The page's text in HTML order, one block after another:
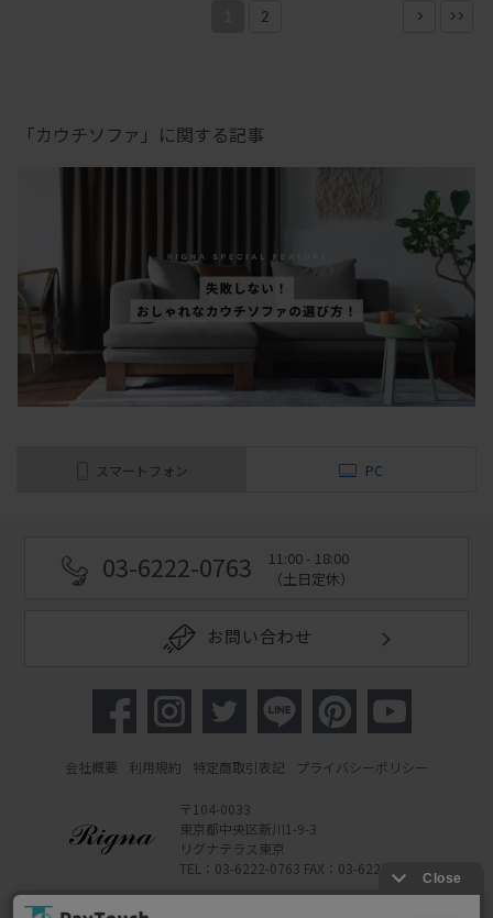
2
「カウチソファ」に関する記事
スマートフォン PC
03-6222-0763
11:00 - 18:00
（土日定休）
お問い合わせ
会社概要 利用規約 特定商取引表記 プライバシーポリシー
〒104-0033
東京都中央区新川1-9-3
リグナテラス東京
TEL：03-6222-0763 FAX：03-6222-0762